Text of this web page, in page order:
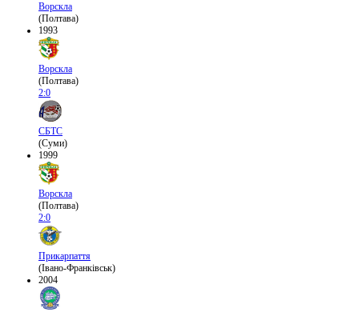
Ворскла
(Полтава)
1993
Ворскла
(Полтава)
2:0
СБТС
(Суми)
1999
Ворскла
(Полтава)
2:0
Прикарпаття
(Івано-Франківськ)
2004